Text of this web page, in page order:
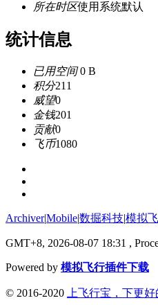
所在时区使用系统默认
统计信息
已用空间0 B
积分211
威望0
金钱201
贡献0
飞币1080
Archiver|Mobile|数掘科技|模拟
GMT+8, 2026-08-07 18:31 ,
Powered by 模拟飞行插件下载
© 2016-2020 上飞行宝，下更好